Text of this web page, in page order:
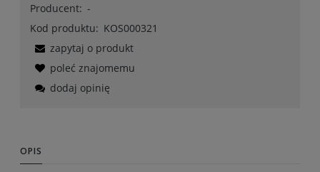
Producent: -
Kod produktu: KOS000321
zapytaj o produkt
poleć znajomemu
dodaj opinię
OPIS